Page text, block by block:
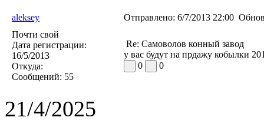
aleksey Отправлено: 6/7/2013 22:00
Почти свой
Дата регистрации:
16/5/2013
Откуда:
Сообщений: 55
Re: Самоволов конный завод
у вас будут на прдажу кобылки
0
0
21/4/2025